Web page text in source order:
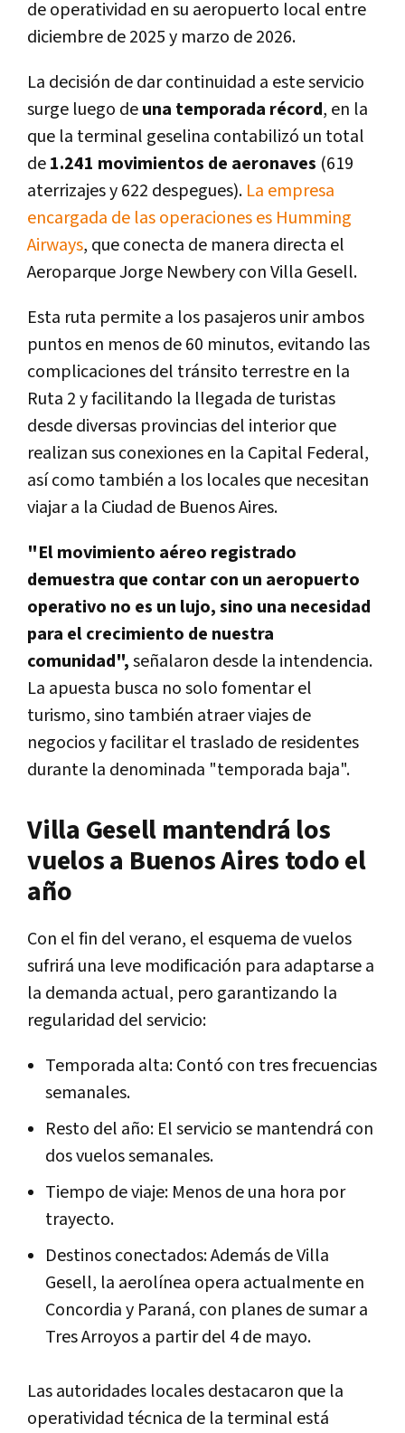
de operatividad en su aeropuerto local entre
diciembre de 2025 y marzo de 2026.
La decisión de dar continuidad a este servicio
surge luego deuna temporada récord, en la
que la terminal geselina contabilizó un total
de1.241 movimientos de aeronaves (619
aterrizajes y 622 despegues). La empresa
encargada de las operaciones es Humming
Airways, que conecta de manera directa el
Aeroparque Jorge Newbery con Villa Gesell.
Esta ruta permite a los pasajeros unir ambos
puntos en menos de 60 minutos, evitando las
complicaciones del tránsito terrestre en la
Ruta 2 y facilitando la llegada de turistas
desde diversas provincias del interior que
realizan sus conexiones en la Capital Federal,
así como también a los locales que necesitan
viajar a la Ciudad de Buenos Aires.
"El movimiento aéreo registrado
demuestra que contar con un aeropuerto
operativo no es un lujo, sino una necesidad
para el crecimiento de nuestra
comunidad",señalaron desde la intendencia.
La apuesta busca no solo fomentar el
turismo, sino también atraer viajes de
negocios y facilitar el traslado de residentes
durante la denominada "temporada baja".
Villa Gesell mantendrá los
vuelos a Buenos Aires todo el
año
Con el fin del verano, el esquema de vuelos
sufrirá una leve modificación para adaptarse a
la demanda actual, pero garantizando la
regularidad del servicio:
Temporada alta: Contó con tres frecuencias
semanales.
Resto del año: El servicio se mantendrá con
dos vuelos semanales.
Tiempo de viaje: Menos de una hora por
trayecto.
Destinos conectados: Además de Villa
Gesell, la aerolínea opera actualmente en
Concordia y Paraná, con planes de sumar a
Tres Arroyos a partir del 4 de mayo.
Las autoridades locales destacaron que la
operatividad técnica de la terminal está